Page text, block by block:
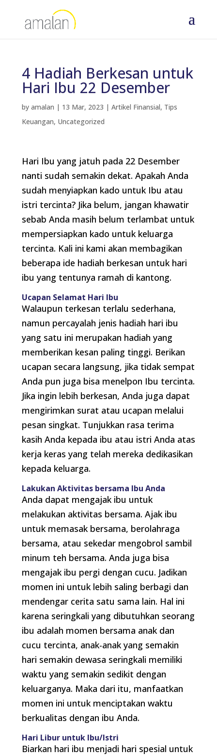
4 Hadiah Berkesan untuk
Hari Ibu 22 Desember
by amalan | 13 Mar, 2023 | Artikel Finansial, Tips
Keuangan, Uncategorized
Hari Ibu yang jatuh pada 22 Desember
nanti sudah semakin dekat. Apakah Anda
sudah menyiapkan kado untuk Ibu atau
istri tercinta? Jika belum, jangan khawatir
sebab Anda masih belum terlambat untuk
mempersiapkan kado untuk keluarga
tercinta. Kali ini kami akan membagikan
beberapa ide hadiah berkesan untuk hari
ibu yang tentunya ramah di kantong.
Ucapan Selamat Hari Ibu
Walaupun terkesan terlalu sederhana,
namun percayalah jenis hadiah hari ibu
yang satu ini merupakan hadiah yang
memberikan kesan paling tinggi. Berikan
ucapan secara langsung, jika tidak sempat
Anda pun juga bisa menelpon Ibu tercinta.
Jika ingin lebih berkesan, Anda juga dapat
mengirimkan surat atau ucapan melalui
pesan singkat. Tunjukkan rasa terima
kasih Anda kepada ibu atau istri Anda atas
kerja keras yang telah mereka dedikasikan
kepada keluarga.
Lakukan Aktivitas bersama Ibu Anda
Anda dapat mengajak ibu untuk
melakukan aktivitas bersama. Ajak ibu
untuk memasak bersama, berolahraga
bersama, atau sekedar mengobrol sambil
minum teh bersama. Anda juga bisa
mengajak ibu pergi dengan cucu. Jadikan
momen ini untuk lebih saling berbagi dan
mendengar cerita satu sama lain. Hal ini
karena seringkali yang dibutuhkan seorang
ibu adalah momen bersama anak dan
cucu tercinta, anak-anak yang semakin
hari semakin dewasa seringkali memiliki
waktu yang semakin sedikit dengan
keluarganya. Maka dari itu, manfaatkan
momen ini untuk menciptakan waktu
berkualitas dengan ibu Anda.
Hari Libur untuk Ibu/Istri
Biarkan hari ibu menjadi hari spesial untuk